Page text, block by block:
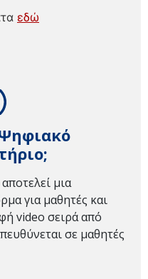
Ψηφιακό
μια
για μαθητές και
video σειρά από
σε μαθητές
εδώ